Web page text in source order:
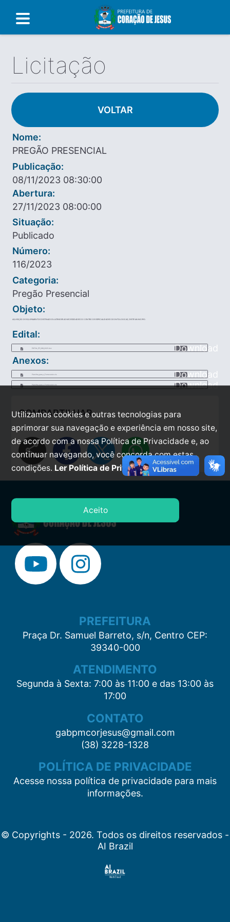
Licitação
VOLTAR
Nome:
PREGÃO PRESENCIAL
Publicação:
08/11/2023 08:30:00
Abertura:
27/11/2023 08:00:00
Situação:
Publicado
Número:
116/2023
Categoria:
Pregão Presencial
Objeto:
AQUISIÇÃO DE EQUIPAMENTOS DESTINADOS A ATENDER AS NECESSIDADES DO CENTRO DE ESPECIALIDADES ODONTOLOGICAS, DESTE MUNICIPIO.
Edital:
EDITAL_PP_068_2023.doc
Download
Anexos:
Planilha_para_o_Fornecedor.xls Download
Planilha_para_o_Fornecedor.xls Download
COMPARTILHAR
share
PREFEITURA
Praça Dr. Samuel Barreto, s/n, Centro CEP:
39340-000
ATENDIMENTO
Segunda à Sexta: 7:00 às 11:00 e das 13:00 às
17:00
CONTATO
gabpmcorjesus@gmail.com
(38) 3228-1328
POLÍTICA DE PRIVACIDADE
Acesse nossa política de privacidade para mais
informações.
© Copyrights - 2026. Todos os direitos reservados -
AI Brazil
Utilizamos cookies e outras tecnologias para
aprimorar sua navegação e experiência em nosso site,
de acordo com a nossa Política de Privacidade e, ao
continuar navegando, você concorda com estas
condições. Ler Política de Privacidade.
Aceito